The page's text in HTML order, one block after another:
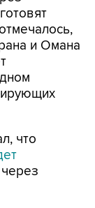
и Омана
что